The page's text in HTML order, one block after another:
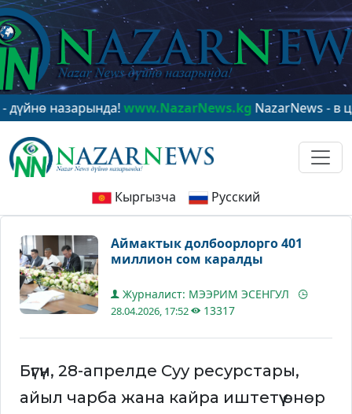
назарында!www.NazarNews.kgNazarNews - в центре
Кыргызча Русский
Аймактык долбоорлорго 401
миллион сом каралды
Журналист: МЭЭРИМ ЭСЕНГУЛ
28.04.2026, 17:52 13317
Бүгүн, 28-апрелде Суу ресурстары,
айыл чарба жана кайра иштетүү өнөр